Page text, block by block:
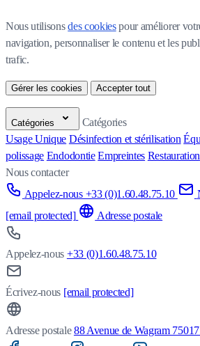
Nous utilisons des cookies pour améliorer
navigation, personnaliser le contenu et les
trafic.
Gérer les cookies Accepter tout
Catégories
Catégories
Usage Unique Désinfection et stérilisation
polissage Endodontie Empreintes Restauration
Nous contacter
Appelez-nous +33 (0)1.60.48.75.10
[email protected]
Adresse postale
Appelez-nous +33 (0)1.60.48.75.10
Écrivez-nous [email protected]
Adresse postale 88 Avenue de Wagram